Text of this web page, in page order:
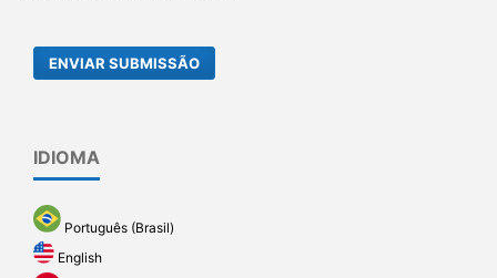
ENVIAR SUBMISSÃO
IDIOMA
Português (Brasil)
English